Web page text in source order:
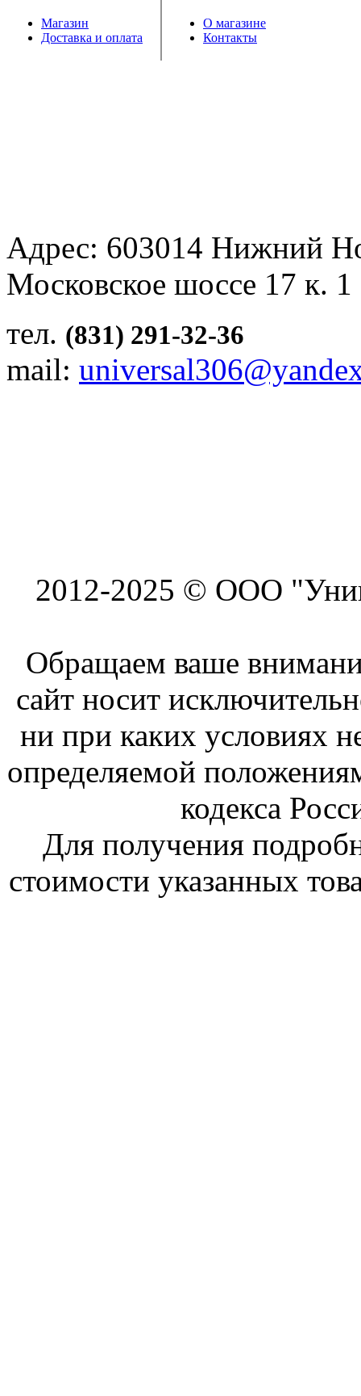
Магазин
Доставка и оплата
О магазине
Контакты
Адрес: 603014 Нижний
Московское шоссе 17 к.
тел. (831) 291-32-36
mail:
2012-2025 © ООО
Обращаем ваше
сайт носит
ни при каких условиях
определяемой
кодекса
Для получения
стоимости указанных